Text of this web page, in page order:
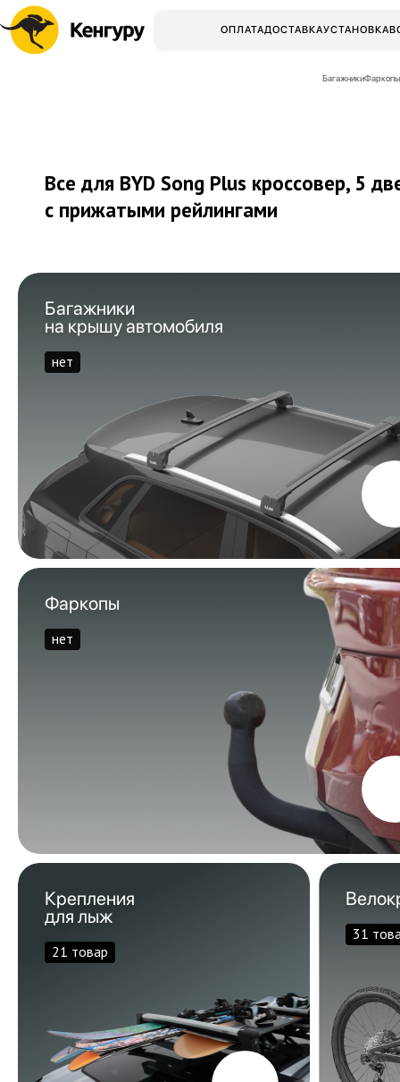
ОПЛАТАДОСТАВКАУСТАНОВКА
БагажникиФаркопы
Все для BYD Song Plus кроссовер, 5
с прижатыми рейлингами
Багажники
на крышу автомобиля
нет
Фаркопы
нет
Крепления
для лыж
21 товар
31